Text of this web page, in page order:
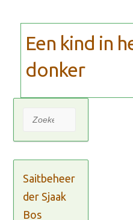
Zoeken
Saitbeheer
der Sjaak
Bos